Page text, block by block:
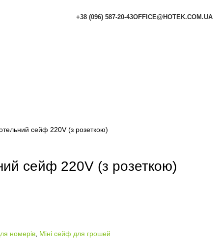
+38 (096) 587-20-43OFFICE@HOTEK.COM.UA
сейф 220V (з розеткою)
сейф 220V (з розеткою)
номерів Міні сейф для грошей